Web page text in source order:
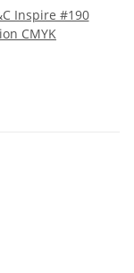
Inspire #190
CMYK